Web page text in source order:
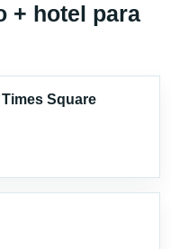
+ hotel para
Square